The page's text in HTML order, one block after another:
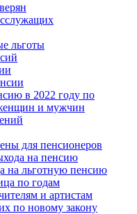
льготы
в 2022 году по
и мужчин
для пенсионеров
на пенсию
на льготную пенсию
по годам
и артистам
по новому закону